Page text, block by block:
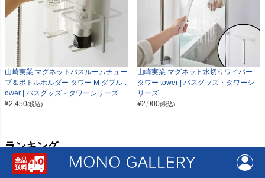
山崎実業 マグネットバスルームチュー
ブ＆ボトルホルダー タワー M ダブル t
ower | バスグッズ・タワーシリーズ
¥2,450(税込)
山崎実業 マグネット水切りワイパー
タワー tower | バスグッズ・タワーシ
リーズ
¥2,900(税込)
ランキング